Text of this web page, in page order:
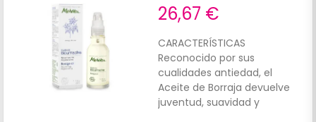
estrellado. Ayuda a mantener
la piel fresca e hidratada
gracias a la presencia de la
borraja. La vitamina E ayuda a
proteger las células del estrés
oxidativo.
26,67 €
CARACTERÍSTICAS
Reconocido por sus
cualidades antiedad, el
Aceite de Borraja devuelve
juventud, suavidad y